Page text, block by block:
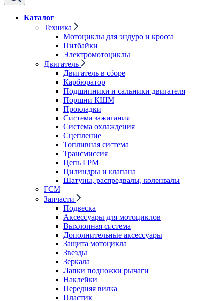
Каталог
Техника
Мотоциклы для эндуро и кросса
Питбайки
Электромотоциклы
Двигатель
Двигатель в сборе
Карбюратор
Подшипники и сальники двигателя
Поршни КШМ
Прокладки
Система зажигания
Система охлаждения
Сцепление
Топливная система
Трансмиссия
Цепь ГРМ
Цилиндры и клапана
Шатуны, распредвалы, коленвалы
ГСМ
Запчасти
Подвеска
Аксессуары для мотоциклов
Выхлопная система
Дополнительные аксессуары
Защита мотоцикла
Звезды
Зеркала
Лапки подножки рычаги
Наклейки
Передняя вилка
Пластик